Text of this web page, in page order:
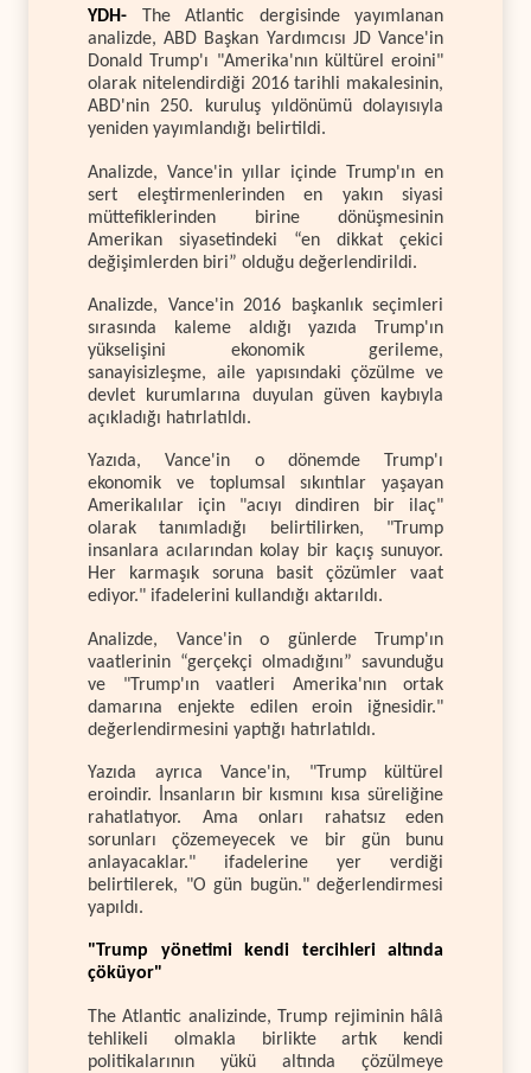
YDH-
The Atlantic dergisinde yayımlanan
analizde, ABD Başkan Yardımcısı JD Vance'in
Donald Trump'ı "Amerika'nın kültürel eroini"
olarak nitelendirdiği 2016 tarihli makalesinin,
ABD'nin 250. kuruluş yıldönümü dolayısıyla
yeniden yayımlandığı belirtildi.
Analizde, Vance'in yıllar içinde Trump'ın en
sert eleştirmenlerinden en yakın siyasi
müttefiklerinden birine dönüşmesinin
Amerikan siyasetindeki “en dikkat çekici
değişimlerden biri” olduğu değerlendirildi.
Analizde, Vance'in 2016 başkanlık seçimleri
sırasında kaleme aldığı yazıda Trump'ın
yükselişini ekonomik gerileme,
sanayisizleşme, aile yapısındaki çözülme ve
devlet kurumlarına duyulan güven kaybıyla
açıkladığı hatırlatıldı.
Yazıda, Vance'in o dönemde Trump'ı
ekonomik ve toplumsal sıkıntılar yaşayan
Amerikalılar için "acıyı dindiren bir ilaç"
olarak tanımladığı belirtilirken, "Trump
insanlara acılarından kolay bir kaçış sunuyor.
Her karmaşık soruna basit çözümler vaat
ediyor." ifadelerini kullandığı aktarıldı.
Analizde, Vance'in o günlerde Trump'ın
vaatlerinin “gerçekçi olmadığını” savunduğu
ve "Trump'ın vaatleri Amerika'nın ortak
damarına enjekte edilen eroin iğnesidir."
değerlendirmesini yaptığı hatırlatıldı.
Yazıda ayrıca Vance'in, "Trump kültürel
eroindir. İnsanların bir kısmını kısa süreliğine
rahatlatıyor. Ama onları rahatsız eden
sorunları çözemeyecek ve bir gün bunu
anlayacaklar." ifadelerine yer verdiği
belirtilerek, "O gün bugün." değerlendirmesi
yapıldı.
"Trump yönetimi kendi tercihleri altında
çöküyor"
The Atlantic analizinde, Trump rejiminin hâlâ
tehlikeli olmakla birlikte artık kendi
politikalarının yükü altında çözülmeye